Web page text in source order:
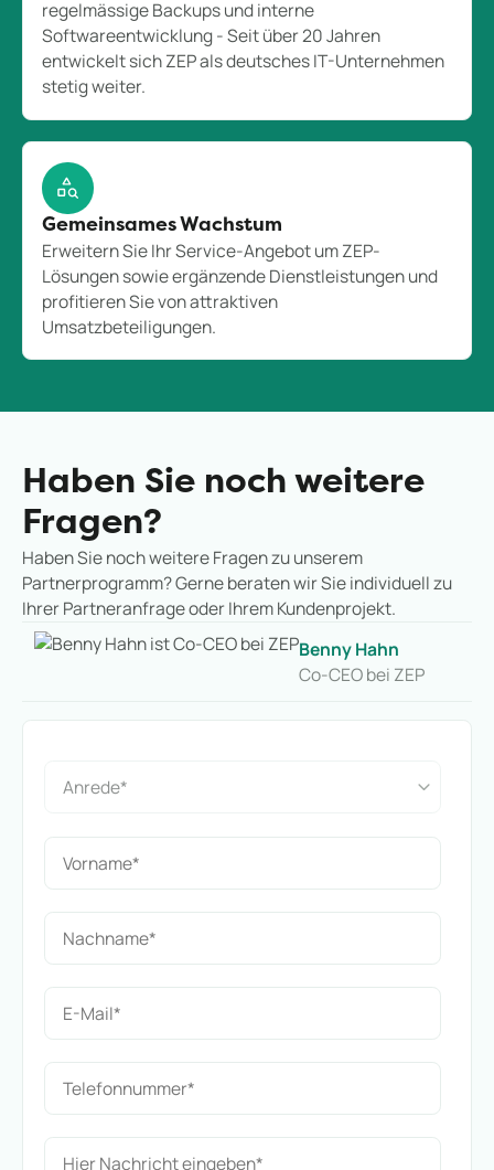
regelmässige Backups und interne
Softwareentwicklung - Seit über 20 Jahren
entwickelt sich ZEP als deutsches IT-Unternehmen
stetig weiter.
Gemeinsames Wachstum
Erweitern Sie Ihr Service-Angebot um ZEP-
Lösungen sowie ergänzende Dienstleistungen und
profitieren Sie von attraktiven
Umsatzbeteiligungen.
Haben Sie noch weitere
Fragen?
Haben Sie noch weitere Fragen zu unserem
Partnerprogramm? Gerne beraten wir Sie individuell zu
Ihrer Partneranfrage oder Ihrem Kundenprojekt.
Benny Hahn
Co-CEO bei ZEP